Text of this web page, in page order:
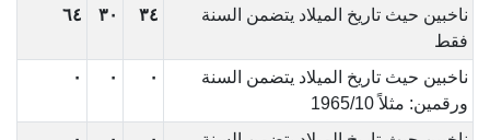
ناخبين حيث تاريخ الميلاد يتضمن السنة
فقط
٣٤ ٣٠ ٦٤
ناخبين حيث تاريخ الميلاد يتضمن السنة
ورقمين: مثلاً 1965/10
٠ ٠ ٠